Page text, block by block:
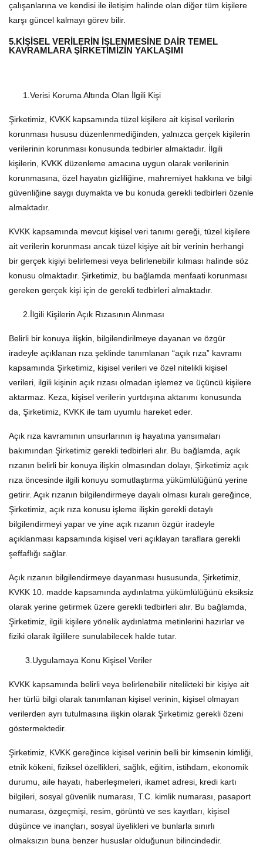
çalışanlarına ve kendisi ile iletişim halinde olan diğer tüm kişilere
karşı güncel kalmayı görev bilir.
5.KİŞİSEL VERİLERİN İŞLENMESİNE DAİR TEMEL
KAVRAMLARA ŞİRKETİMİZİN YAKLAŞIMI
1.Verisi Koruma Altında Olan İlgili Kişi
Şirketimiz, KVKK kapsamında tüzel kişilere ait kişisel verilerin
korunması hususu düzenlenmediğinden, yalnızca gerçek kişilerin
verilerinin korunması konusunda tedbirler almaktadır. İlgili
kişilerin, KVKK düzenleme amacına uygun olarak verilerinin
korunmasına, özel hayatın gizliliğine, mahremiyet hakkına ve bilgi
güvenliğine saygı duymakta ve bu konuda gerekli tedbirleri özenle
almaktadır.
KVKK kapsamında mevcut kişisel veri tanımı gereği, tüzel kişilere
ait verilerin korunması ancak tüzel kişiye ait bir verinin herhangi
bir gerçek kişiyi belirlemesi veya belirlenebilir kılması halinde söz
konusu olmaktadır. Şirketimiz, bu bağlamda menfaati korunması
gereken gerçek kişi için de gerekli tedbirleri almaktadır.
2.İlgili Kişilerin Açık Rızasının Alınması
Belirli bir konuya ilişkin, bilgilendirilmeye dayanan ve özgür
iradeyle açıklanan rıza şeklinde tanımlanan “açık rıza” kavramı
kapsamında Şirketimiz, kişisel verileri ve özel nitelikli kişisel
verileri, ilgili kişinin açık rızası olmadan işlemez ve üçüncü kişilere
aktarmaz. Keza, kişisel verilerin yurtdışına aktarımı konusunda
da, Şirketimiz, KVKK ile tam uyumlu hareket eder.
Açık rıza kavramının unsurlarının iş hayatına yansımaları
bakımından Şirketimiz gerekli tedbirleri alır. Bu bağlamda, açık
rızanın belirli bir konuya ilişkin olmasından dolayı, Şirketimiz açık
rıza öncesinde ilgili konuyu somutlaştırma yükümlülüğünü yerine
getirir. Açık rızanın bilgilendirmeye dayalı olması kuralı gereğince,
Şirketimiz, açık rıza konusu işleme ilişkin gerekli detaylı
bilgilendirmeyi yapar ve yine açık rızanın özgür iradeyle
açıklanması kapsamında kişisel veri açıklayan taraflara gerekli
şeffaflığı sağlar.
Açık rızanın bilgilendirmeye dayanması hususunda, Şirketimiz,
KVKK 10. madde kapsamında aydınlatma yükümlülüğünü eksiksiz
olarak yerine getirmek üzere gerekli tedbirleri alır. Bu bağlamda,
Şirketimiz, ilgili kişilere yönelik aydınlatma metinlerini hazırlar ve
fiziki olarak ilgililere sunulabilecek halde tutar.
3.Uygulamaya Konu Kişisel Veriler
KVKK kapsamında belirli veya belirlenebilir nitelikteki bir kişiye ait
her türlü bilgi olarak tanımlanan kişisel verinin, kişisel olmayan
verilerden ayrı tutulmasına ilişkin olarak Şirketimiz gerekli özeni
göstermektedir.
Şirketimiz, KVKK gereğince kişisel verinin belli bir kimsenin kimliği,
etnik kökeni, fiziksel özellikleri, sağlık, eğitim, istihdam, ekonomik
durumu, aile hayatı, haberleşmeleri, ikamet adresi, kredi kartı
bilgileri, sosyal güvenlik numarası, T.C. kimlik numarası, pasaport
numarası, özgeçmişi, resim, görüntü ve ses kayıtları, kişisel
düşünce ve inançları, sosyal üyelikleri ve bunlarla sınırlı
olmaksızın buna benzer hususlar olduğunun bilincindedir.